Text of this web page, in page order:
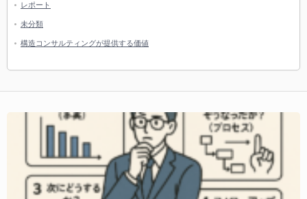
レポート
未分類
構造コンサルティングが提供する価値